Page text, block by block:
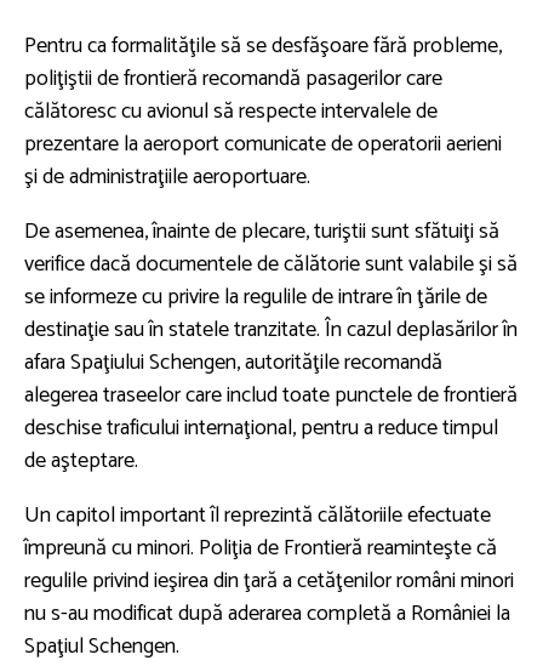
Pentru ca formalităţile să se desfăşoare fără probleme,
poliţiştii de frontieră recomandă pasagerilor care
călătoresc cu avionul să respecte intervalele de
prezentare la aeroport comunicate de operatorii aerieni
şi de administraţiile aeroportuare.
De asemenea, înainte de plecare, turiştii sunt sfătuiţi să
verifice dacă documentele de călătorie sunt valabile şi să
se informeze cu privire la regulile de intrare în ţările de
destinaţie sau în statele tranzitate. În cazul deplasărilor în
afara Spaţiului Schengen, autorităţile recomandă
alegerea traseelor care includ toate punctele de frontieră
deschise traficului internaţional, pentru a reduce timpul
de aşteptare.
Un capitol important îl reprezintă călătoriile efectuate
împreună cu minori. Poliţia de Frontieră reaminteşte că
regulile privind ieşirea din ţară a cetăţenilor români minori
nu s-au modificat după aderarea completă a României la
Spaţiul Schengen.